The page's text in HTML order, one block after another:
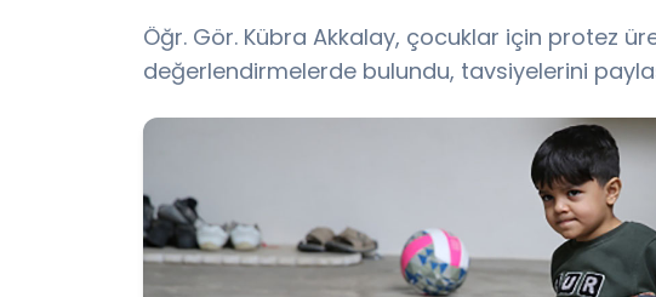
Öğr. Gör. Kübra Akkalay, çocuklar için protez
değerlendirmelerde bulundu, tavsiyelerini